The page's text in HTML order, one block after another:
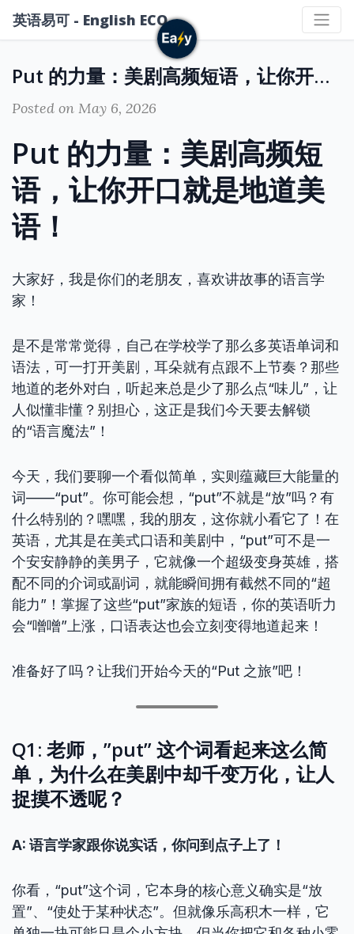
英语易可 - English ECO
Put 的力量：美剧高频短语，让你开口就是地道美语！
Posted on May 6, 2026
Put 的力量：美剧高频短
语，让你开口就是地道美
语！
大家好，我是你们的老朋友，喜欢讲故事的语言学
家！
是不是常常觉得，自己在学校学了那么多英语单词和
语法，可一打开美剧，耳朵就有点跟不上节奏？那些
地道的老外对白，听起来总是少了那么点“味儿”，让
人似懂非懂？别担心，这正是我们今天要去解锁
的“语言魔法”！
今天，我们要聊一个看似简单，实则蕴藏巨大能量的
词——“put”。你可能会想，“put”不就是“放”吗？有
什么特别的？嘿嘿，我的朋友，这你就小看它了！在
英语，尤其是在美式口语和美剧中，“put”可不是一
个安安静静的美男子，它就像一个超级变身英雄，搭
配不同的介词或副词，就能瞬间拥有截然不同的“超
能力”！掌握了这些“put”家族的短语，你的英语听力
会“噌噌”上涨，口语表达也会立刻变得地道起来！
准备好了吗？让我们开始今天的“Put 之旅”吧！
Q1: 老师，”put” 这个词看起来这么简
单，为什么在美剧中却千变万化，让人
捉摸不透呢？
A: 语言学家跟你说实话，你问到点子上了！
你看，“put”这个词，它本身的核心意义确实是“放
置”、“使处于某种状态”。但就像乐高积木一样，它